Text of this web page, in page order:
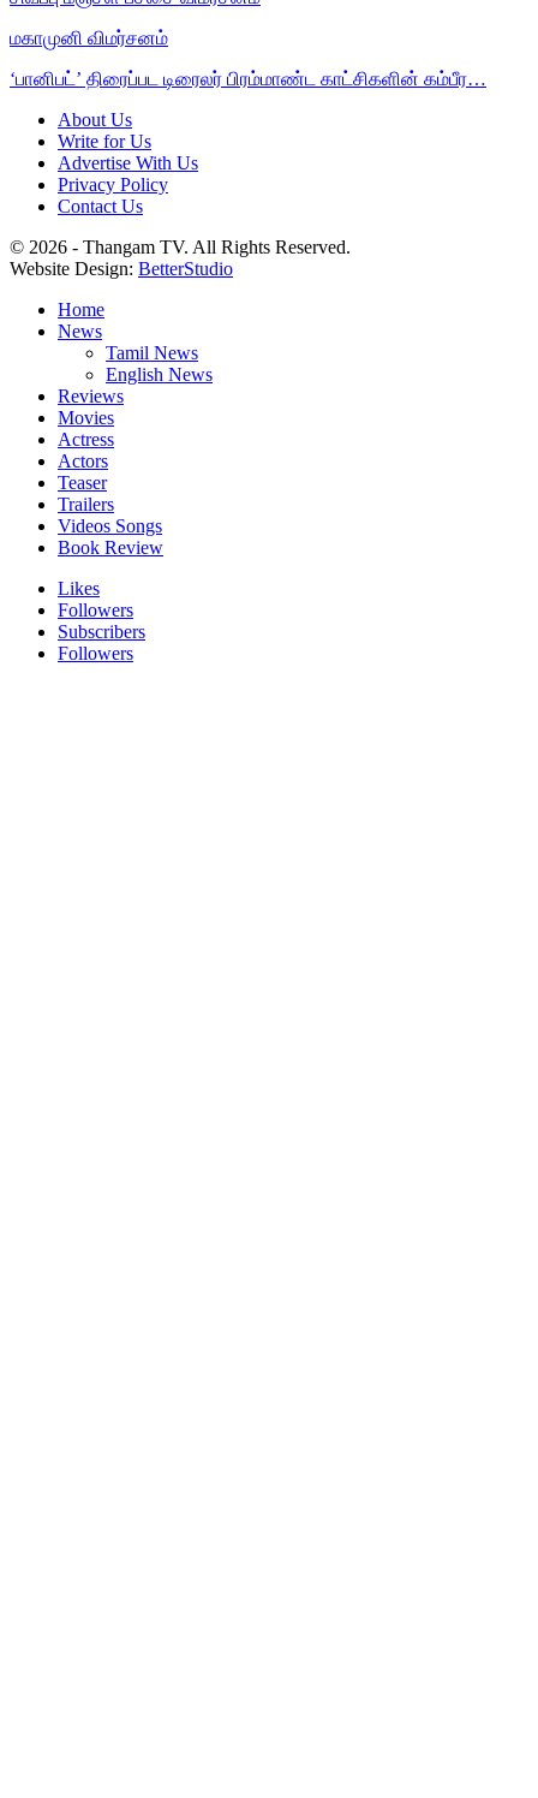
மகாமுனி விமர்சனம்
‘பானிபட்’ திரைப்பட டிரைலர் பிரம்மாண்ட காட்சிகளின் கம்பீர…
About Us
Write for Us
Advertise With Us
Privacy Policy
Contact Us
© 2026 - Thangam TV. All Rights Reserved.
Website Design: BetterStudio
Home
News
Tamil News
English News
Reviews
Movies
Actress
Actors
Teaser
Trailers
Videos Songs
Book Review
Likes
Followers
Subscribers
Followers